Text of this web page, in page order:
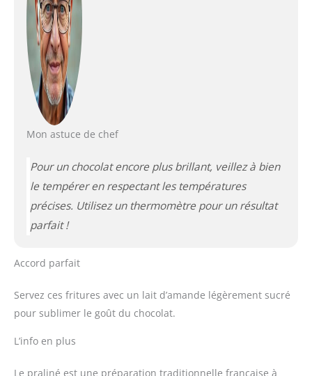
Mon astuce de chef
Pour un chocolat encore plus brillant, veillez à bien
le tempérer en respectant les températures
précises. Utilisez un thermomètre pour un résultat
parfait !
Accord parfait
Servez ces fritures avec un lait d’amande légèrement sucré
pour sublimer le goût du chocolat.
L’info en plus
Le praliné est une préparation traditionnelle française à